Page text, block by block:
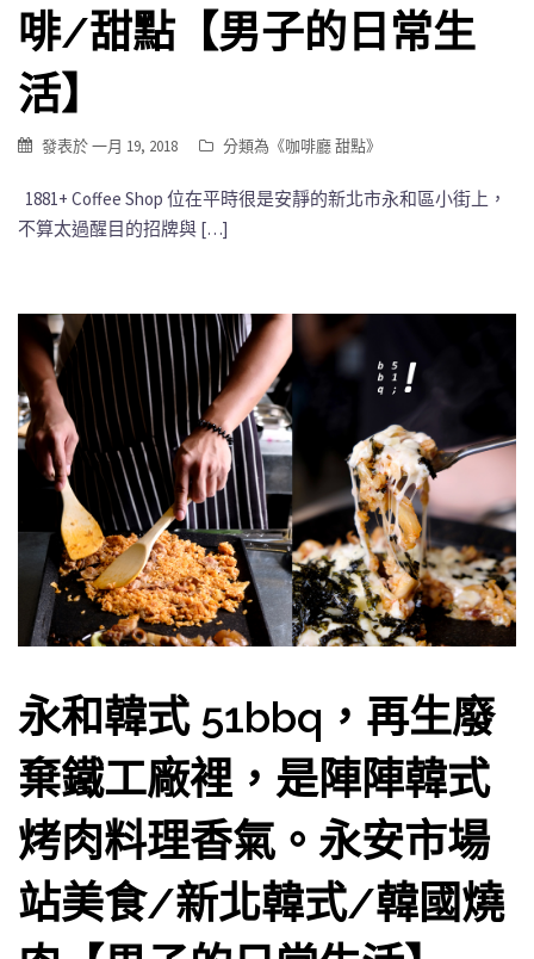
啡/甜點【男子的日常生
活】
發表於一月 19, 2018 分類為《咖啡廳 甜點》
1881+ Coffee Shop 位在平時很是安靜的新北市永和區小街上，
不算太過醒目的招牌與 […]
永和韓式 51bbq，再生廢
棄鐵工廠裡，是陣陣韓式
烤肉料理香氣。永安市場
站美食/新北韓式/韓國燒